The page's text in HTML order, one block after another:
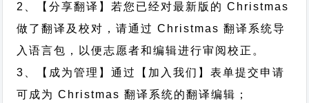
2、【分享翻译】若您已经对最新版的 Christmas
做了翻译及校对，请通过 Christmas 翻译系统导
入语言包，以便志愿者和编辑进行审阅校正。
3、【成为管理】通过【加入我们】表单提交申请
可成为 Christmas 翻译系统的翻译编辑；